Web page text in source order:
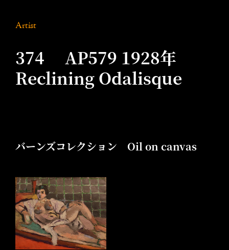
Artist
374 AP579 1928年
Reclining Odalisque
バーンズコレクション Oil on canvas